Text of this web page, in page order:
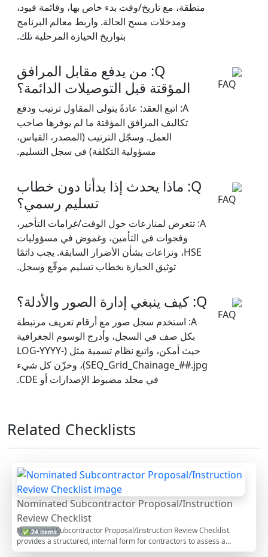
منطقة، مع تاريخ/وقت بدء خاص بها، وقائمة قيود،
ومدخلات مسح الحالة. واربط معالم البرنامج
بتواريخ الحيازة المرحلية تلك.
Q: من يدفع مقابل المرافق
المؤقتة قبل التوصيلات الدائمة؟
A: اتبع العقد: عادةً يتولى المقاول ترتيب ودفع
تكاليف المرافق المؤقتة ما لم يوفرها صاحب
العمل. وسجّل الترتيب (المصدر، القياس،
مسؤولية التكلفة) في سجل التسليم.
Q: ماذا يحدث إذا بدأنا دون خطاب
تسليم رسمي؟
A: تتعرض لمنازعات حول الوقت/غرامات التأخير،
وفجوات في التأمين، وغموض في مسؤوليات
HSE، ونزاعات بشأن الأضرار السابقة. يجب دائمًا
توثيق الحيازة بخطاب تسليم موقّع وسجل.
Q: كيف ينبغي إدارة الصور والأدلة؟
A: استخدم سجل صور مع أرقام تعريف مرتبطة
بكل صف في السجل، وأدرج الوسوم الجغرافية
حيث أمكن، واتبع نظام تسمية مثل (LOG-YYYY-
SEQ_Grid_Chainage_##.jpg)، وخزّن كل شيء
في مجلد مضبوط الإصدارات أو CDE.
Related Checklists
Nominated Subcontractor Proposal/Instruction
Review Checklist
✅ 24 items
Nominated Subcontractor Proposal/Instruction Review Checklist
provides a structured, internal form for contractors to assess a
proposed or instructed nomination before acceptance, conditional